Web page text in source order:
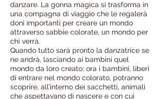
danzare. La gonna magica si trasforma in
una compagna di viaggio che le regalerà
doni importanti per creare un mondo
attraverso sabbie colorate, un mondo per
chi verrà.
Quando tutto sarà pronto la danzatrice se
ne andrà, lasciando ai bambini quel
mondo da loro creato; ora i bambini, liberi
di entrare nel mondo colorato, potranno
scoprire, all’interno dei sacchetti, animali
che aspettavano di nascere e con cui